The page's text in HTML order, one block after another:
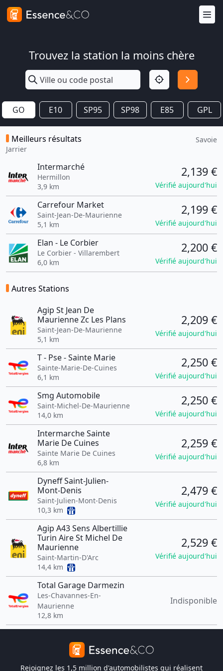
Trouvez la station la moins chère
GO E10 SP95 SP98 E85 GPL
Meilleurs résultats
Jarrier
Savoie
Intermarché
Hermillon
3,9 km
2,139 €
Vérifié aujourd'hui
Carrefour Market
Saint-Jean-De-Maurienne
5,1 km
2,199 €
Vérifié aujourd'hui
Elan - Le Corbier
Le Corbier - Villarembert
6,0 km
2,200 €
Vérifié aujourd'hui
Autres Stations
Agip St Jean De
Maurienne Zc Les Plans
Saint-Jean-De-Maurienne
5,1 km
2,209 €
Vérifié aujourd'hui
T - Pse - Sainte Marie
Sainte-Marie-De-Cuines
6,1 km
2,250 €
Vérifié aujourd'hui
Smg Automobile
Saint-Michel-De-Maurienne
14,0 km
2,250 €
Vérifié aujourd'hui
Intermarche Sainte
Marie De Cuines
Sainte Marie De Cuines
6,8 km
2,259 €
Vérifié aujourd'hui
Dyneff Saint-Julien-
Mont-Denis
Saint-Julien-Mont-Denis
10,3 km
2,479 €
Vérifié aujourd'hui
Agip A43 Sens Albertillie
Turin Aire St Michel De
Maurienne
Saint-Martin-D'Arc
14,4 km
2,529 €
Vérifié aujourd'hui
Total Garage Darmezin
Les-Chavannes-En-
Maurienne
12,8 km
Indisponible
Rejoignez les 1,5 million d'automobilistes qui réalisent